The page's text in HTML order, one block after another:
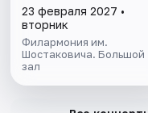
23 февраля 2027 •
вторник
Филармония им.
Шостаковича. Большой
зал